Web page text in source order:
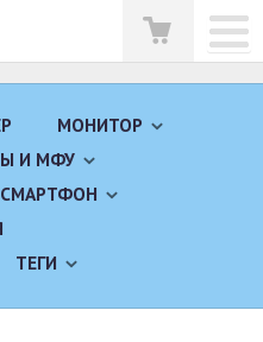
МОНИТОР
И МФУ
СМАРТФОН
ТЕГИ